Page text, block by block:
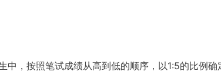
中，按照笔试成绩从高到低的顺序，以1:5的比例